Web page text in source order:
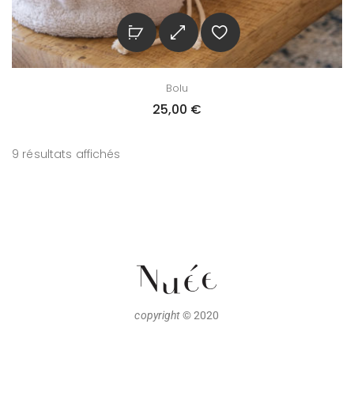
Bolu
25,00 €
9 résultats affichés
copyright© 2020